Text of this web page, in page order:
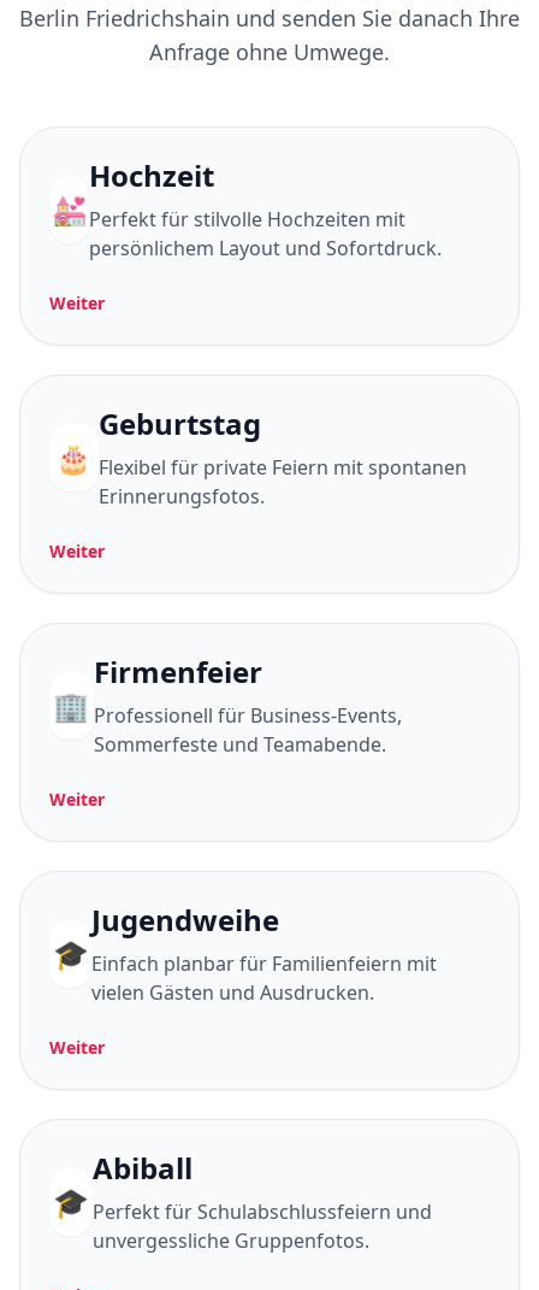
Berlin Friedrichshain und senden Sie danach Ihre
Anfrage ohne Umwege.
💒
Hochzeit
Perfekt für stilvolle Hochzeiten mit
persönlichem Layout und Sofortdruck.
Weiter
🎂
Geburtstag
Flexibel für private Feiern mit spontanen
Erinnerungsfotos.
Weiter
🏢
Firmenfeier
Professionell für Business-Events,
Sommerfeste und Teamabende.
Weiter
🎓
Jugendweihe
Einfach planbar für Familienfeiern mit
vielen Gästen und Ausdrucken.
Weiter
🎓
Abiball
Perfekt für Schulabschlussfeiern und
unvergessliche Gruppenfotos.